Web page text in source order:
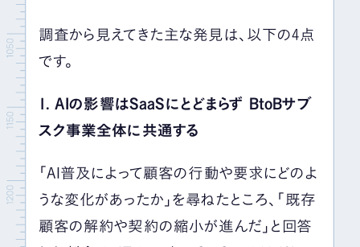
調査から見えてきた主な発見は、以下の4点
です。
1. AIの影響はSaaSにとどまらず BtoBサブ
スク事業全体に共通する
「AI普及によって顧客の行動や要求にどのよ
うな変化があったか」を尋ねたところ、「既存
顧客の解約や契約の縮小が進んだ」と回答